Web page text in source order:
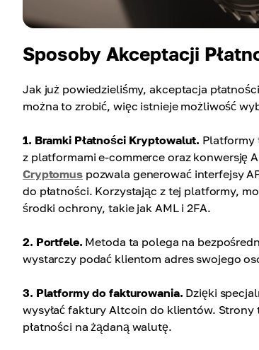
Sposoby Akceptacji
Jak już powiedzieliśmy, akceptacja
można to zrobić, więc istnieje możliwość
1. Bramki Płatności Kryptowalut. Platformy
z platformami e-commerce oraz konwersję
Cryptomuspozwala generować interfejsy
do płatności. Korzystając z tej platformy,
środki ochrony, takie jak AML i 2FA.
2. Portfele. Metoda ta polega na
wystarczy podać klientom adres swojego
3. Platformy do fakturowania. Dzięki
wysyłać faktury Altcoin do klientów.
płatności na żądaną walutę.